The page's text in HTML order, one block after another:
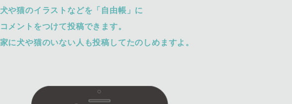
犬や猫のイラストなどを「自由帳」に
コメントをつけて投稿できます。
家に犬や猫のいない人も投稿してたのしめますよ。